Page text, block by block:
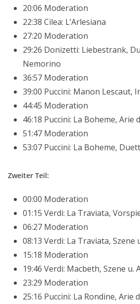
20:06 Moderation
22:38 Cilea: L’Arlesiana
27:20 Moderation
29:26 Donizetti: Liebestrank,
Nemorino
36:57 Moderation
39:00 Puccini: Manon Lescaut,
44:45 Moderation
46:18 Puccini: La Boheme, Arie
51:47 Moderation
53:07 Puccini: La Boheme,
Zweiter Teil:
00:00 Moderation
01:15 Verdi: La Traviata,
06:27 Moderation
08:13 Verdi: La Traviata,
15:18 Moderation
19:46 Verdi: Macbeth, Szene u.
23:29 Moderation
25:16 Puccini: La Rondine, Arie